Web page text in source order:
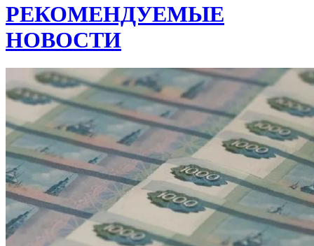
РЕКОМЕНДУЕМЫЕ
НОВОСТИ